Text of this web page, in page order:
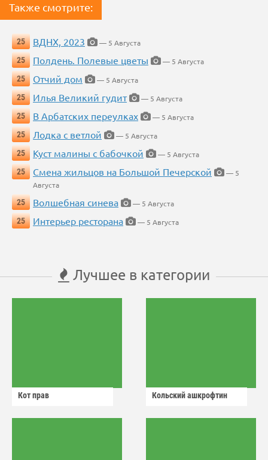
Также смотрите:
25 ВДНХ, 2023
— 5 Августа
25
Полдень. Полевые цветы
— 5 Августа
25
Отчий дом
— 5 Августа
25
Илья Великий гудит
— 5 Августа
25
В Арбатских переулках
— 5 Августа
25
Лодка с ветлой
— 5 Августа
25
Куст малины с бабочкой
— 5 Августа
25
Смена жильцов на Большой Печерской
— 5
Августа
25
Волшебная синева
— 5 Августа
25
Интерьер ресторана — 5 Августа
Лучшее в категории
Кот прав Кольский ашкрофтин